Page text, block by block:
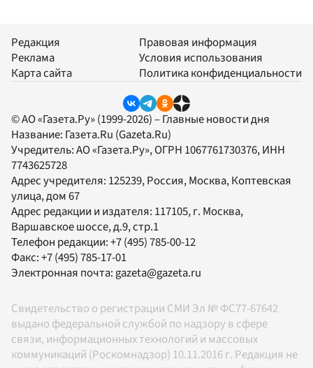
Редакция
Реклама
Карта сайта
Правовая информация
Условия использования
Политика конфиденциальности
© АО «Газета.Ру» (1999-2026) – Главные новости дня
Название: Газета.Ru (Gazeta.Ru)
Учредитель:АО «Газета.Ру», ОГРН 1067761730376, ИНН
7743625728
Адрес учредителя: 125239, Россия, Москва, Коптевская
улица, дом 67
Адрес редакции и издателя: 117105, г. Москва,
Варшавское шоссе, д.9, стр.1
Телефон редакции:+7 (495) 785-00-12
Факс:+7 (495) 785-17-01
Электронная почта:gazeta@gazeta.ru
Свидетельство о регистрации СМИ Эл № ФС77-67642
выдано федеральной службой по надзору в сфере
связи, информационных технологий и массовых
коммуникаций (Роскомнадзор) 10.11.2016 г. Редакция не